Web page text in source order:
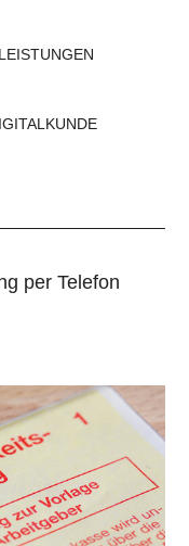
per Telefon